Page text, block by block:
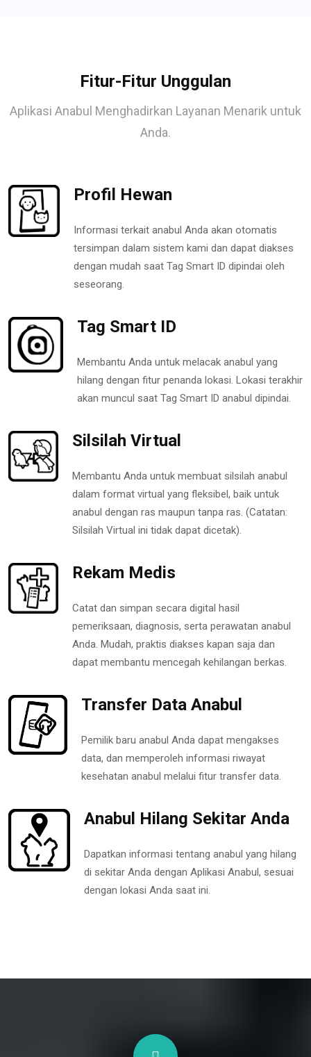
Fitur-Fitur Unggulan
Aplikasi Anabul Menghadirkan Layanan Menarik untuk
Anda.
Profil Hewan
Informasi terkait anabul Anda akan otomatis
tersimpan dalam sistem kami dan dapat diakses
dengan mudah saat Tag Smart ID dipindai oleh
seseorang.
Tag Smart ID
Membantu Anda untuk melacak anabul yang
hilang dengan fitur penanda lokasi. Lokasi terakhir
akan muncul saat Tag Smart ID anabul dipindai.
Silsilah Virtual
Membantu Anda untuk membuat silsilah anabul
dalam format virtual yang fleksibel, baik untuk
anabul dengan ras maupun tanpa ras. (Catatan:
Silsilah Virtual ini tidak dapat dicetak).
Rekam Medis
Catat dan simpan secara digital hasil
pemeriksaan, diagnosis, serta perawatan anabul
Anda. Mudah, praktis diakses kapan saja dan
dapat membantu mencegah kehilangan berkas.
Transfer Data Anabul
Pemilik baru anabul Anda dapat mengakses
data, dan memperoleh informasi riwayat
kesehatan anabul melalui fitur transfer data.
Anabul Hilang Sekitar Anda
Dapatkan informasi tentang anabul yang hilang
di sekitar Anda dengan Aplikasi Anabul, sesuai
dengan lokasi Anda saat ini.